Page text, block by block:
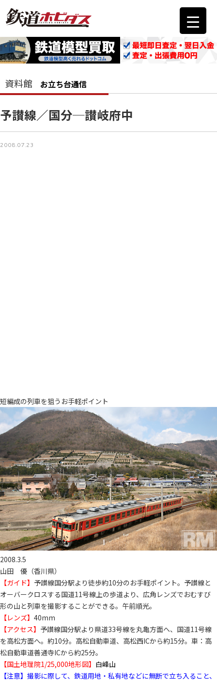
資料館 お立ち台通信
予讃線／国分─讃岐府中
2008.07.23
短編成の列車を狙うお手軽ポイント
2008.3.5
山田 優（香川県）
【ガイド】 予讃線国分駅より徒歩約10分のお手軽ポイント。予讃線と
オーバークロスする国道11号線上の歩道より、広角レンズでおむすび
形の山と列車を撮影することができる。午前順光。
【レンズ】 40mm
【アクセス】 予讃線国分駅より県道33号線を丸亀方面へ、国道11号線
を高松方面へ。約10分。高松自動車道、高松西ICから約15分。車：高
松自動車道善通寺ICから約25分。
【国土地理院1/25,000地形図】 白峰山
【注意】撮影に際して、鉄道用地・私有地などに無断で立ち入ること、